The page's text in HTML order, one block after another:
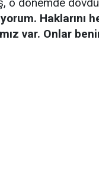
Haklarını
var. Onlar